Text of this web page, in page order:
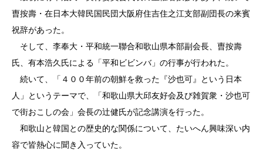
曺按壽・在日本大韓民国民団大阪府住吉住之江支部副団長の来賓
祝辞があった。
そして、李奉大・平和統一聯合和歌山県本部副会長、曺按壽
氏、有本浩久氏による「平和ビビンバ」の行事が行われた。
続いて、「４００年前の朝鮮を救った『沙也可』という日本
人」というテーマで、「和歌山県大邱友好会及び雑賀衆・沙也可
で街おこしの会」会長の辻健氏が記念講演を行った。
和歌山と韓国との歴史的な関係について、たいへん興味深い内
容で皆熱心に聞き入っていた。